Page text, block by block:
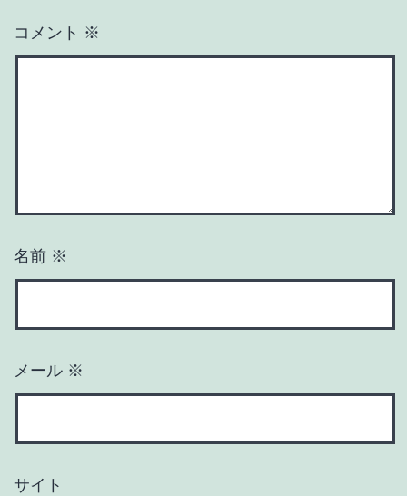
コメント ※
名前 ※
メール ※
サイト